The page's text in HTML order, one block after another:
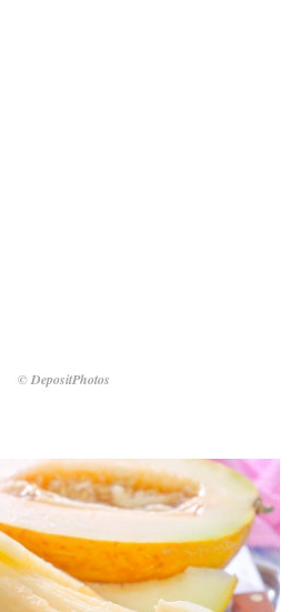
© DepositPhotos